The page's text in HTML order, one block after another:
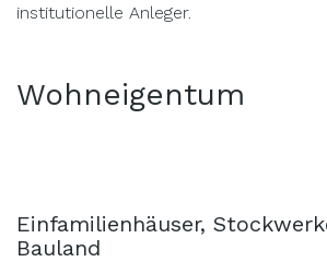
institutionelle Anleger.
Wohneigentum
Einfamilienhäuser,
Bauland